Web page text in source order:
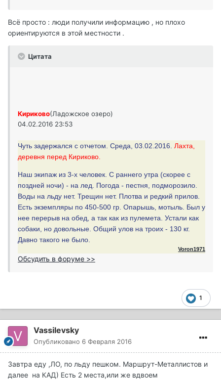
Всё просто : люди получили информацию , но плохо
ориентируются в этой местности .
Цитата
Кириково(Ладожское озеро)
04.02.2016 23:53
Чуть задержался с отчетом. Среда, 03.02.2016. Лахта,
деревня перед Кириково.
Наш экипаж из 3-х человек. С раннего утра (скорее с
поздней ночи) - на лед. Погода - пестня, подморозило.
Воды на льду нет. Трещин нет. Плотва и редкий прилов.
Есть экземпляры по 450-500 гр. Опарышь, мотыль. Был у
нее перерыв на обед, а так как из пулемета. Устали как
собаки, но довольные. Общий улов на троих - 130 кг.
Давно такого не было.
Voron1971
Обсудить в форуме >>
1
Vassilevsky
Опубликовано 6 Февраля 2016
Завтра еду ,ЛО, по льду пешком. Маршрут-Металлистов и
далее на КАД) Есть 2 места,или же вдвоем